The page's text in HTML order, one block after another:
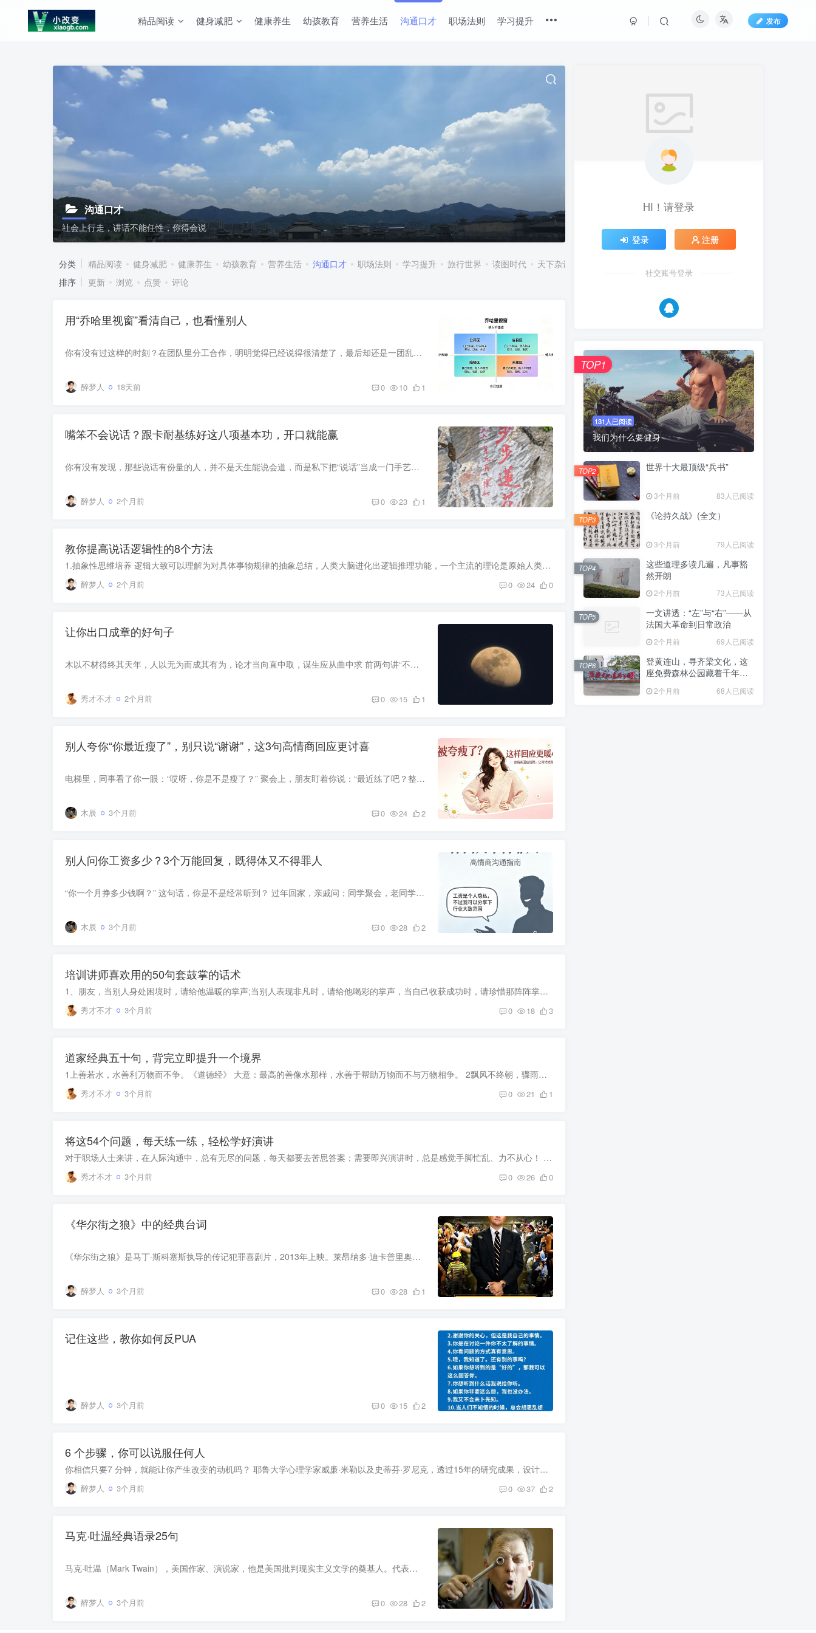
精品阅读 健身减肥 健康养生 幼孩教育 营养生活 沟通口才 职场法则 学习提升 发布
沟通口才
社会上行走，讲话不能任性，你得会说
分类 精品阅读 健身减肥 健康养生 幼孩教育 营养生活 沟通口才 职场法则 学习提升 旅行世界 读图时代 天下杂谈
排序
更新 浏览 点赞 评论
用“乔哈里视窗”看清自己，也看懂别人
你有没有过这样的时刻？在团队里分工合作，明明觉得已经说得很清楚了，最后却还是一团乱麻；又或者，别人无意中的一句评价，让你突然意识到“原来我在大家眼里是这样的”。这些困惑的根源，往往...
醉梦人 18天前 0 10 1
嘴笨不会说话？跟卡耐基练好这八项基本功，开口就能赢
你有没有发现，那些说话有份量的人，并不是天生能说会道，而是私下把“说话”当成一门手艺在练。 戴尔·卡耐基说过一句话，一针见血：“一个人的成功，15%靠专业知识，85%靠人际沟通。” 这85%...
醉梦人 2个月前 0 23 1
教你提高说话逻辑性的8个方法
1.抽象性思维培养 逻辑大致可以理解为对具体事物规律的抽象总结，人类大脑进化出逻辑推理功能，一个主流的理论是原始人类在追捕猎物过程中需要根据猎物足迹，习性和环境的各种规律分析出猎物所...
醉梦人 2个月前 0 24 0
让你出口成章的好句子
木以不材得终其天年，人以无为而成其有为，论才当向直中取，谋生应从曲中求 前两句讲“不材”“无为”的生存智慧，后两句则划分了“论才”与“谋生”的不同路径——面对自己的才华，要坚持正直...
秀才不才 2个月前 0 15 1
别人夸你“你最近瘦了”，别只说“谢谢”，这3句高情商回应更讨喜
电梯里，同事看了你一眼：“哎呀，你是不是瘦了？” 聚会上，朋友盯着你说：“最近练了吧？整个人状态不一样了！” 过年回家，亲戚拉着你：“瘦了不少啊，是不是工作太累了？” 这时候，你怎么...
木辰 3个月前 0 24 2
别人问你工资多少？3个万能回复，既得体又不得罪人
“你一个月挣多少钱啊？” 这句话，你是不是经常听到？ 过年回家，亲戚问；同学聚会，老同学问；同事闲聊，也有人试探着问。 说实话，工资是个很私人的事儿。说多了，怕别人嫉妒、找你借钱；说...
木辰 3个月前 0 28 2
培训讲师喜欢用的50句套鼓掌的话术
1、朋友，当别人身处困境时，请给他温暖的掌声;当别人表现非凡时，请给他喝彩的掌声，当自己收获成功时，请珍惜那阵阵掌声。 2、昨天已经过去，明天还未到来，我们要好好把握今天，为今天喝彩，...
秀才不才 3个月前 0 18 3
道家经典五十句，背完立即提升一个境界
1上善若水，水善利万物而不争。《道德经》 大意：最高的善像水那样，水善于帮助万物而不与万物相争。 2飘风不终朝，骤雨不终日。《道德经》 大意：狂风刮不了一早上，暴雨下不了一整天。 3挫其...
秀才不才 3个月前 0 21 1
将这54个问题，每天练一练，轻松学好演讲
对于职场人士来讲，在人际沟通中，总有无尽的问题，每天都要去苦思答案；需要即兴演讲时，总是感觉手脚忙乱、力不从心！ 很多的演讲高手，看似他们是即兴发挥，并且说的恰到好处。其实，他们只...
秀才不才 3个月前 0 26 0
《华尔街之狼》中的经典台词
《华尔街之狼》是马丁·斯科塞斯执导的传记犯罪喜剧片，2013年上映。莱昂纳多·迪卡普里奥、玛格特·罗比、乔纳·希尔领衔主演。影片改编自华尔街股票经纪人乔丹·贝尔福特的同名回忆录，讲述他...
醉梦人 3个月前 0 28 1
记住这些，教你如何反PUA
醉梦人 3个月前 0 15 2
6 个步骤，你可以说服任何人
你相信只要7 分钟，就能让你产生改变的动机吗？ 耶鲁大学心理学家威廉·米勒以及史蒂芬·罗尼克，透过15年的研究成果，设计出简短而有效的6步骤「立即影响法」。立即影响法是唯一经过科学验证，...
醉梦人 3个月前 0 37 2
马克·吐温经典语录25句
马克·吐温（Mark Twain），美国作家、演说家，他是美国批判现实主义文学的奠基人。代表作品有小说《百万英镑》、《哈克贝利·费恩历险记》、《汤姆·索亚历险记》等。 马克·吐温趣闻趣事 1、...
醉梦人 3个月前 0 28 2
HI！请登录
登录 注册
社交账号登录
131人已阅读
我们为什么要健身
TOP1
世界十大最顶级“兵书”
3个月前 83人已阅读
TOP2
《论持久战》(全文）
3个月前 79人已阅读
TOP3
这些道理多读几遍，凡事豁
然开朗
2个月前 73人已阅读
TOP4
一文讲透：“左”与“右”——从
法国大革命到日常政治
2个月前 69人已阅读
TOP5
登黄连山，寻齐梁文化，这
座免费森林公园藏着千年风
2个月前 68人已阅读
TOP6